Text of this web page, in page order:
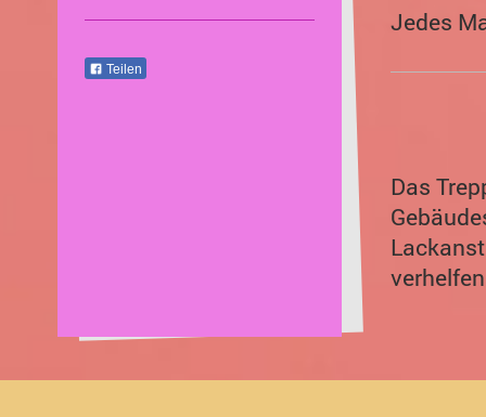
Jedes
Das
Teilen